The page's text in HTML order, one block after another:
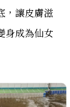
，讓皮膚滋
身成為仙女